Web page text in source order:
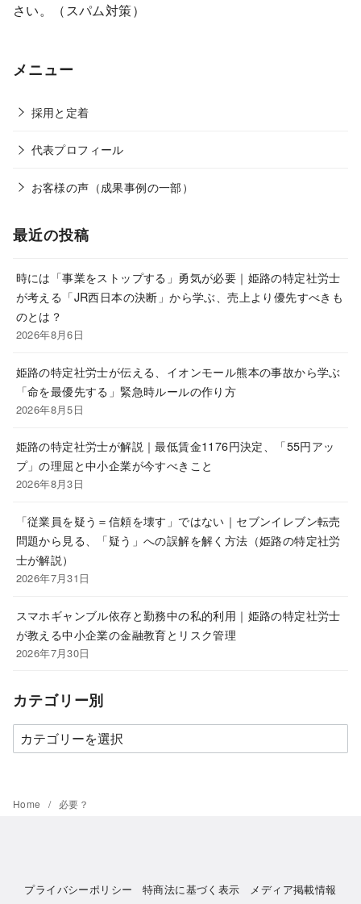
さい。（スパム対策）
メニュー
採用と定着
代表プロフィール
お客様の声（成果事例の一部）
最近の投稿
時には「事業をストップする」勇気が必要｜姫路の特定社労士
が考える「JR西日本の決断」から学ぶ、売上より優先すべきも
のとは？
2026年8月6日
姫路の特定社労士が伝える、イオンモール熊本の事故から学ぶ
「命を最優先する」緊急時ルールの作り方
2026年8月5日
姫路の特定社労士が解説｜最低賃金1176円決定、「55円アッ
プ」の理屈と中小企業が今すべきこと
2026年8月3日
「従業員を疑う＝信頼を壊す」ではない｜セブンイレブン転売
問題から見る、「疑う」への誤解を解く方法（姫路の特定社労
士が解説）
2026年7月31日
スマホギャンブル依存と勤務中の私的利用｜姫路の特定社労士
が教える中小企業の金融教育とリスク管理
2026年7月30日
カテゴリー別
カ
テ
リ
Home 必要？
プライバシーポリシー 特商法に基づく表示 メディア掲載情報